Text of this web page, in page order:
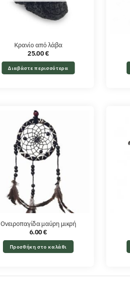
Κρανίο από λάβα
25.00€
Διαβάστε περισσότερα
Ονειροπαγίδα μαύρη μικρή
6.00€
Προσθήκη στο καλάθι